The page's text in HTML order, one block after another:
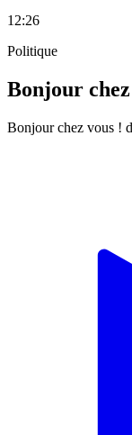
12:26
Politique
Bonjour
Bonjour chez vous !